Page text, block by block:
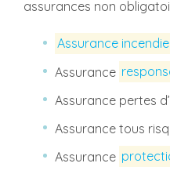
assurances non
Assurance incendie
Assurance
Assurance pertes
Assurance tous
Assurance